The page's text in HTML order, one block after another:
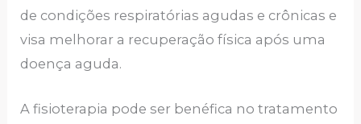
de condições respiratórias agudas e crônicas e
visa melhorar a recuperação física após uma
doença aguda.
A fisioterapia pode ser benéfica no tratamento